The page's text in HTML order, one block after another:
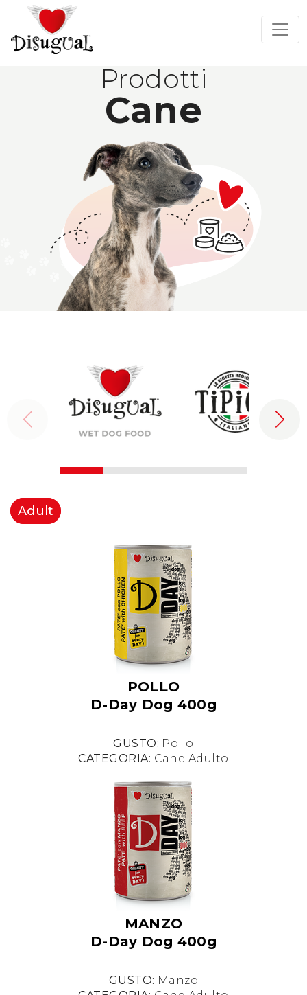
Prodotti
Cane
Adult
POLLO
D-Day Dog 400g
GUSTO: Pollo
CATEGORIA: Cane Adulto
MANZO
D-Day Dog 400g
GUSTO: Manzo